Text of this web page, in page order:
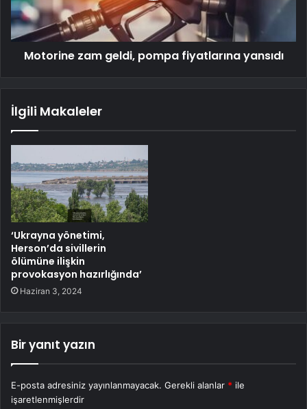
Motorine zam geldi, pompa fiyatlarına yansıdı
İlgili Makaleler
‘Ukrayna yönetimi,
Herson’da sivillerin
ölümüne ilişkin
provokasyon hazırlığında’
Haziran 3, 2024
Bir yanıt yazın
E-posta adresiniz yayınlanmayacak. Gerekli alanlar * ile
işaretlenmişlerdir